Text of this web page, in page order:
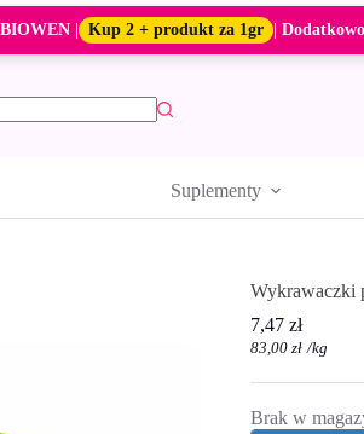
| Kup 2 + produkt za 1gr |
Suplementy
Wykrawaczki
7,47 zł
83,00 zł /kg
Brak w